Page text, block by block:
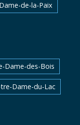
de-la-Paix
Dame-des-Bois
Dame-du-Lac